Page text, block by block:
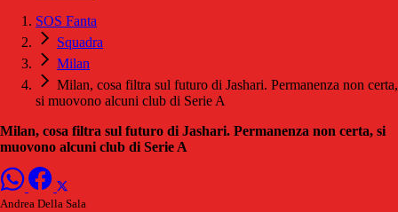
SOS Fanta
Squadra
Milan
Milan, cosa filtra sul futuro di Jashari. Permanenza non certa,
si muovono alcuni club di Serie A
Milan, cosa filtra sul futuro di Jashari. Permanenza non certa, si
muovono alcuni club di Serie A
Andrea Della Sala